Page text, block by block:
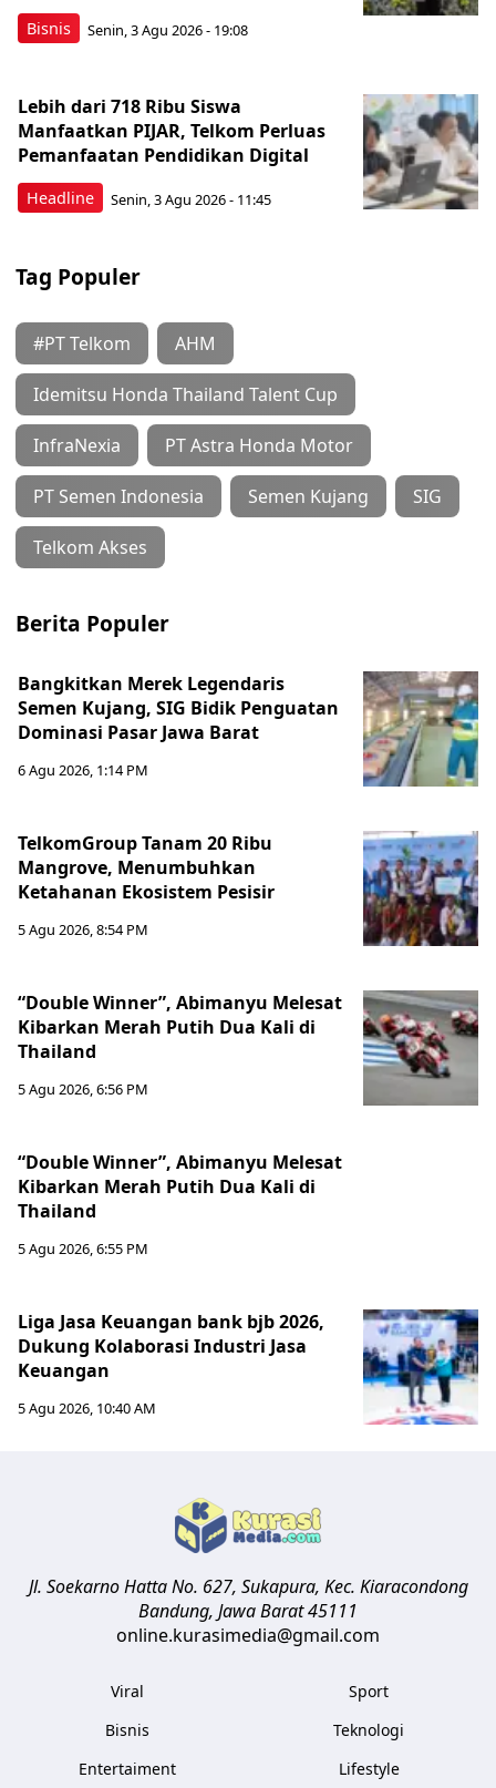
Bisnis Senin, 3 Agu 2026 - 19:08
Headline
Lebih dari 718 Ribu Siswa
Manfaatkan PIJAR, Telkom Perluas
Pemanfaatan Pendidikan Digital
Senin, 3 Agu 2026 - 11:45
Tag Populer
#PT Telkom AHM
Idemitsu Honda Thailand Talent Cup
InfraNexia PT Astra Honda Motor
PT Semen Indonesia Semen Kujang SIG
Telkom Akses
Berita Populer
Bangkitkan Merek Legendaris
Semen Kujang, SIG Bidik Penguatan
Dominasi Pasar Jawa Barat
6 Agu 2026, 1:14 PM
TelkomGroup Tanam 20 Ribu
Mangrove, Menumbuhkan
Ketahanan Ekosistem Pesisir
5 Agu 2026, 8:54 PM
“Double Winner”, Abimanyu Melesat
Kibarkan Merah Putih Dua Kali di
Thailand
5 Agu 2026, 6:56 PM
“Double Winner”, Abimanyu Melesat
Kibarkan Merah Putih Dua Kali di
Thailand
5 Agu 2026, 6:55 PM
Liga Jasa Keuangan bank bjb 2026,
Dukung Kolaborasi Industri Jasa
Keuangan
5 Agu 2026, 10:40 AM
Jl. Soekarno Hatta No. 627, Sukapura, Kec. Kiaracondong
Bandung, Jawa Barat45111
online.kurasimedia@gmail.com
Viral
Bisnis
Entertaiment
Sport
Teknologi
Lifestyle